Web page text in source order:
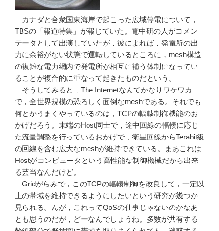
カナダと合衆国東海岸で起こった広域停電について，
TBSの「報道特集」が報じていた。電中研の人がコメン
テータとして出演していたが，彼によれば，発電所の出
力に余裕がない状態で運転しているところに，mesh構造
の複雑な電力網内で発電所が相互に補う体制になってい
ることが複合的に重なって起きたものだという。
そうしてみると，The Internetなんてかなりワケワカ
で，全世界規模の恐ろしく面倒なmeshである。それでも
何とかうまくやっているのは，TCPの輻輳制御機能のお
かげだろう。末端のHost同士で，途中回線の輻輳に応じ
た流量調整を行っているおかげで，衛星回線からTerabit級
の回線を含む広大なmeshが維持できている。まあこれは
Hostがコンピュータという高性能な制御機械だから出来
る芸当なんだけど。
Gridがらみで，このTCPの輻輳制御を改良して，一定以
上の帯域を維持できるようにしたいという研究が幾つか
見られる。んが，これってQoSの仕事じゃないのかなあ
とも思うのだが，どーなんでしょうね。多数が共有する